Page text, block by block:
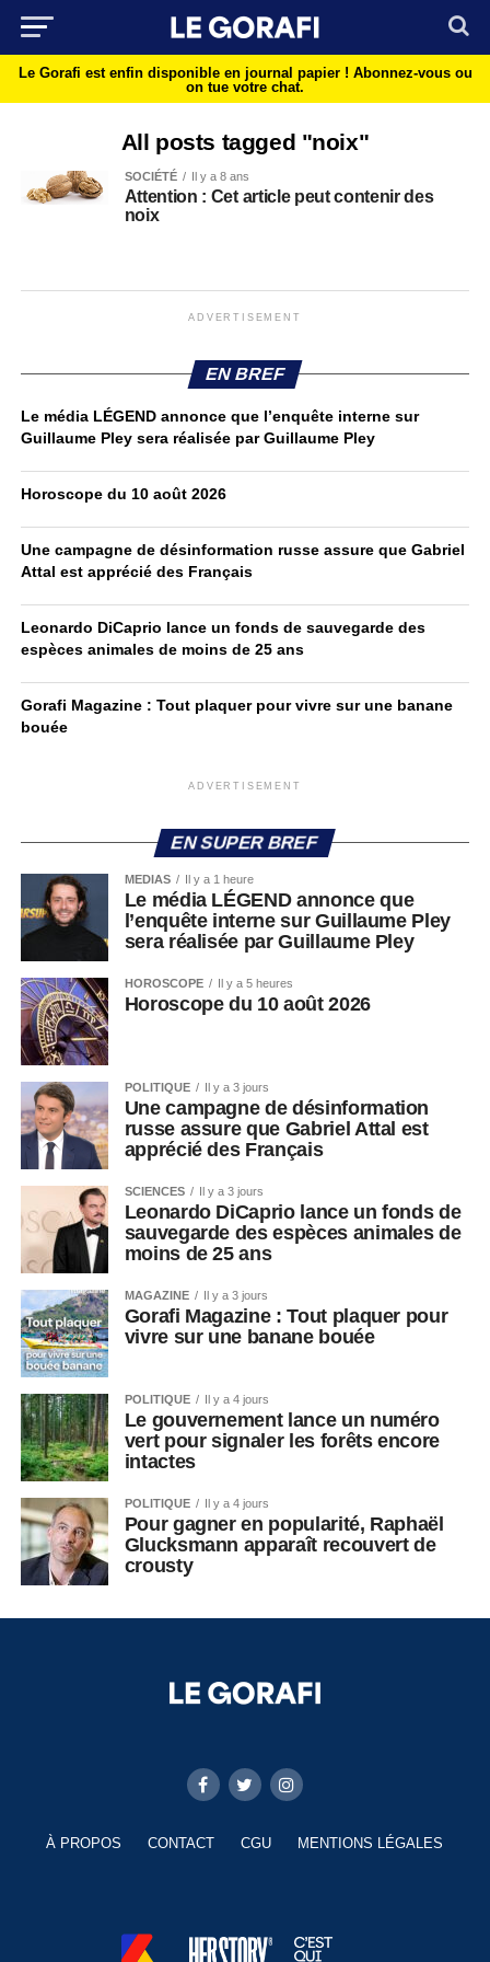
Le Gorafi est enfin disponible en journal papier ! Abonnez-vous ou
on tue votre chat.
All posts tagged "noix"
SOCIÉTÉ Il y a 8 ans
Attention : Cet article peut contenir des
noix
ADVERTISEMENT
EN BREF
Le média LÉGEND annonce que l’enquête interne sur
Guillaume Pley sera réalisée par Guillaume Pley
Horoscope du 10 août 2026
Une campagne de désinformation russe assure que Gabriel
Attal est apprécié des Français
Leonardo DiCaprio lance un fonds de sauvegarde des
espèces animales de moins de 25 ans
Gorafi Magazine : Tout plaquer pour vivre sur une banane
bouée
ADVERTISEMENT
EN SUPER BREF
MEDIAS Il y a 1 heure
Le média LÉGEND annonce que
l’enquête interne sur Guillaume Pley
sera réalisée par Guillaume Pley
HOROSCOPE Il y a 5 heures
Horoscope du 10 août 2026
POLITIQUE Il y a 3 jours
Une campagne de désinformation
russe assure que Gabriel Attal est
apprécié des Français
SCIENCES Il y a 3 jours
Leonardo DiCaprio lance un fonds de
sauvegarde des espèces animales de
moins de 25 ans
MAGAZINE Il y a 3 jours
Gorafi Magazine : Tout plaquer pour
vivre sur une banane bouée
POLITIQUE Il y a 4 jours
Le gouvernement lance un numéro
vert pour signaler les forêts encore
intactes
POLITIQUE Il y a 4 jours
Pour gagner en popularité, Raphaël
Glucksmann apparaît recouvert de
crousty
À PROPOS CONTACT CGU MENTIONS LÉGALES